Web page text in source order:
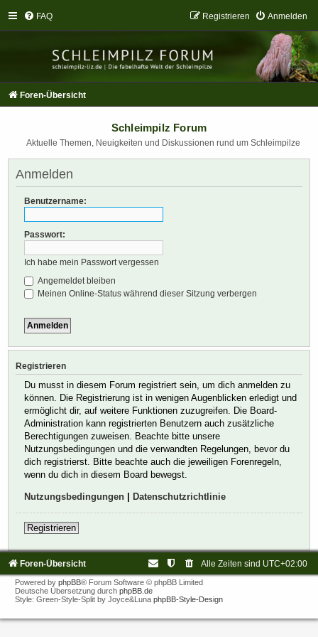
FAQ Anmelden
Registrieren
Foren-Übersicht
Schleimpilz Forum
Aktuelle Themen, Neuigkeiten und Diskussionen rund um Schleimpilze
Anmelden
Benutzername:
Passwort:
Ich habe mein Passwort vergessen
Angemeldet bleiben
Meinen Online-Status während dieser Sitzung verbergen
Registrieren
Du musst in diesem Forum registriert sein, um dich anmelden zu
können. Die Registrierung ist in wenigen Augenblicken erledigt und
ermöglicht dir, auf weitere Funktionen zuzugreifen. Die Board-
Administration kann registrierten Benutzern auch zusätzliche
Berechtigungen zuweisen. Beachte bitte unsere
Nutzungsbedingungen und die verwandten Regelungen, bevor du
dich registrierst. Bitte beachte auch die jeweiligen Forenregeln,
wenn du dich in diesem Board bewegst.
Nutzungsbedingungen Datenschutzrichtlinie
Registrieren
Foren-Übersicht Alle Zeiten sind UTC+02:00
Powered by phpBB® Forum Software © phpBB Limited
Deutsche Übersetzung durch phpBB.de
Style: Green-Style-Split by Joyce&Luna phpBB-Style-Design